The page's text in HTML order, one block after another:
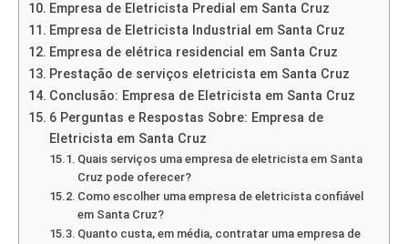
Empresa de Eletricista Predial em Santa Cruz
Empresa de Eletricista Industrial em Santa Cruz
Empresa de elétrica residencial em Santa Cruz
Prestação de serviços eletricista em Santa Cruz
Conclusão: Empresa de Eletricista em Santa Cruz
6 Perguntas e Respostas Sobre: Empresa de
Eletricista em Santa Cruz
Quais serviços uma empresa de eletricista em Santa
Cruz pode oferecer?
Como escolher uma empresa de eletricista confiável
em Santa Cruz?
Quanto custa, em média, contratar uma empresa de